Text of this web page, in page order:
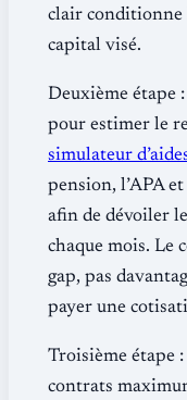
clair conditionne
capital visé.
Deuxième étape
pour estimer le
simulateur
pension, l’APA
afin de dévoiler
chaque mois. Le
gap, pas
payer une
Troisième étape
contrats